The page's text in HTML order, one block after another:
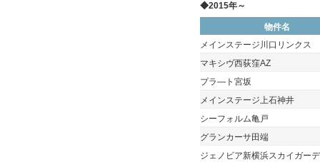
◆2015年～
物件名
メインステージ川口リンクス
マキシヴ西荻窪AZ
プラ―ト宮坂
メインステージ上石神井
シーフォルム亀戸
グランカーサ田端
ジェノビア新横浜スカイガー